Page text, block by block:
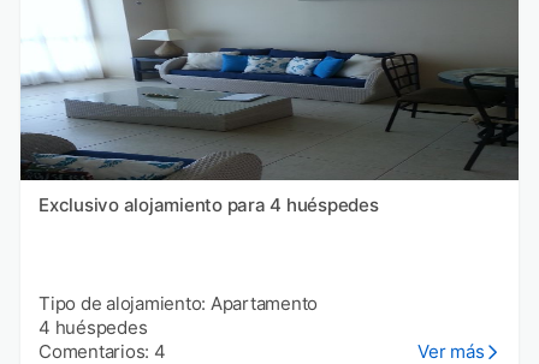
Exclusivo alojamiento para 4 huéspedes
Tipo de alojamiento: Apartamento
4 huéspedes
Comentarios: 4
Ver más